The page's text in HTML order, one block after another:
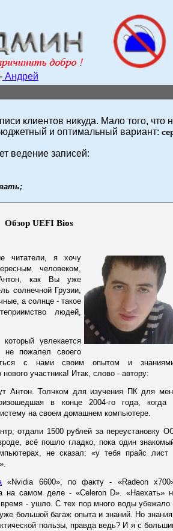
Андрей
клиентов никуда. Мало того,
и оптимальный вариант:
ведение записей:
Обзор UEFI Bios
читатели, я хочу
человеком,
как Вы уже
солнечной Грузии,
а солнце - такое
людей,
увлекается
не пожалел своего
с нами своим опытом и
участника! Итак, слово - автору:
Антон. Толчком для изучения ПК для
в конце 2004-го года, когда
на своем домашнем компьютере.
отдали 1500 рублей за переустановку
всё пошло гладко, пока один
не сказал: «у тебя прайс лист
«Nvidia 6600», по факту - «Radeon
на самом деле - «Celeron D». «Наехать»
- ушло. С тех пор много воды убежало
большой багаж опыта и знаний. Но
пользы, правда ведь? И я с